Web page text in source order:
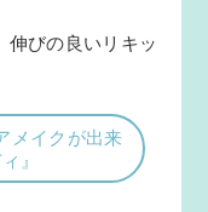
びの良いリキッ
メイクが出来
』